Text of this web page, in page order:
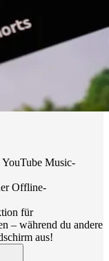
YouTube Music-
Offline-
für
– während du andere
aus!